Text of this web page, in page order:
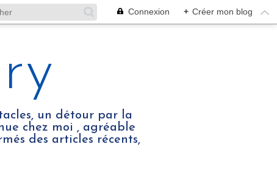
Connexion + Créer mon blog
un détour par la
chez moi , agréable
des articles récents,